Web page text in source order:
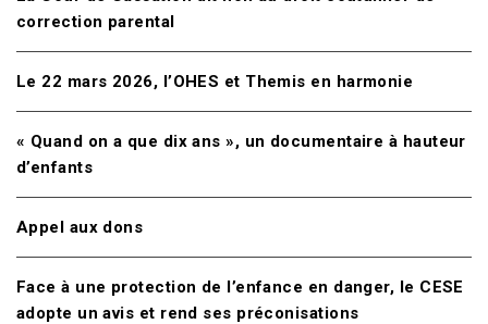
correction parental
Le 22 mars 2026, l’OHES et Themis en harmonie
« Quand on a que dix ans », un documentaire à hauteur
d’enfants
Appel aux dons
Face à une protection de l’enfance en danger, le CESE
adopte un avis et rend ses préconisations